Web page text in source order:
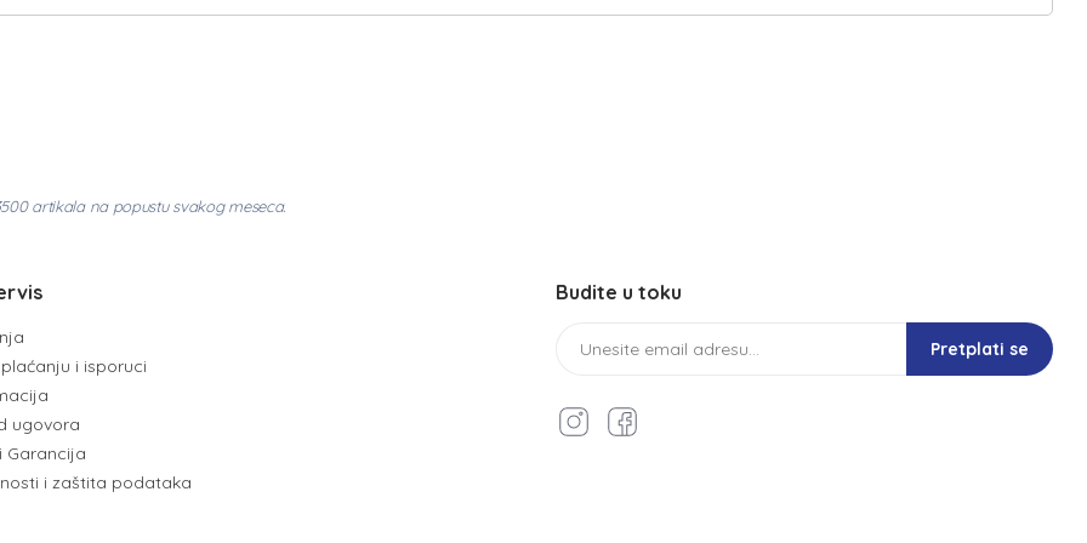
artikala na popustu svakog meseca.
i isporuci
ugovora
Garancija
i zaštita podataka
Budite u toku
Pretplati se